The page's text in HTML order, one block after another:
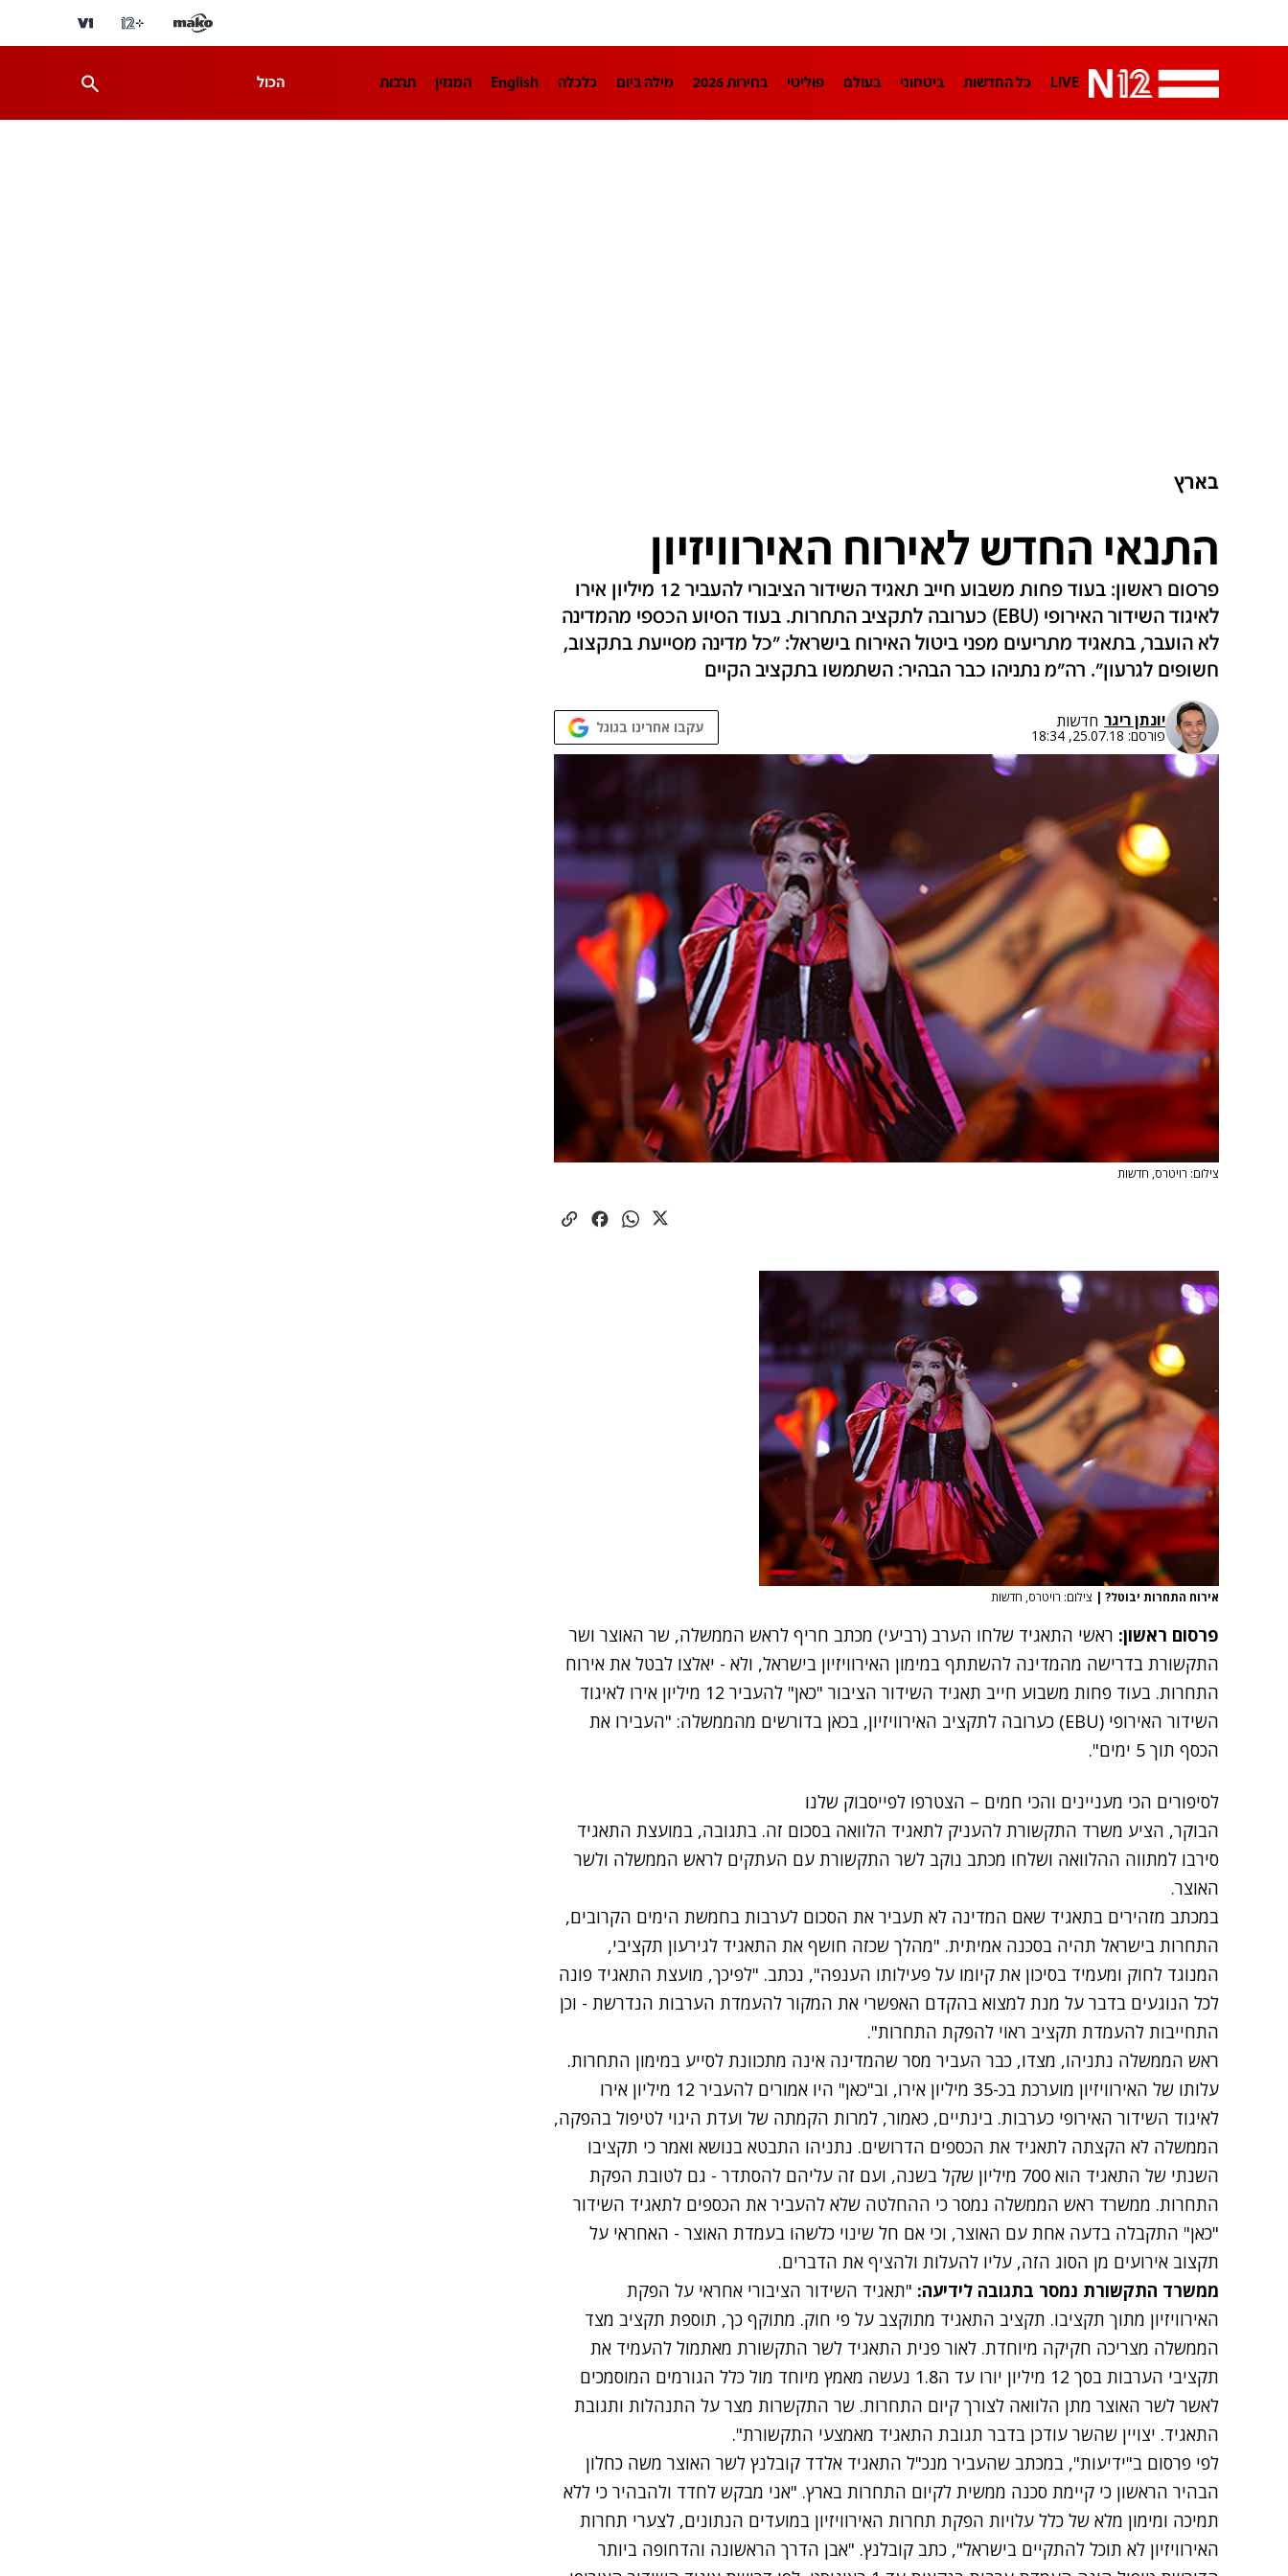
LIVE כל החדשות ביטחוני בעולם פוליטי בחירות 2026 מילה ביום כלכלה English המגזין תרבות הכול
בארץ
התנאי החדש לאירוח האירוויזיון
פרסום ראשון: בעוד פחות משבוע חייב תאגיד השידור הציבורי להעביר 12 מיליון אירו
לאיגוד השידור האירופי (EBU) כערובה לתקציב התחרות. בעוד הסיוע הכספי מהמדינה
לא הועבר, בתאגיד מתריעים מפני ביטול האירוח בישראל: "כל מדינה מסייעת בתקצוב,
חשופים לגרעון". רה"מ נתניהו כבר הבהיר: השתמשו בתקציב הקיים
יונתן ריגר חדשות
פורסם: 25.07.18, 18:34 עקבו אחרינו בגוגל
צילום: רויטרס, חדשות
אירוח התחרות יבוטל? | צילום: רויטרס, חדשות
פרסום ראשון: ראשי התאגיד שלחו הערב (רביעי) מכתב חריף לראש הממשלה, שר האוצר ושר
התקשורת בדרישה מהמדינה להשתתף במימון האירוויזיון בישראל, ולא - יאלצו לבטל את אירוח
התחרות. בעוד פחות משבוע חייב תאגיד השידור הציבור "כאן" להעביר 12 מיליון אירו לאיגוד
השידור האירופי (EBU) כערובה לתקציב האירוויזיון, בכאן בדורשים מהממשלה: "העבירו את
הכסף תוך 5 ימים".
לסיפורים הכי מעניינים והכי חמים – הצטרפו לפייסבוק שלנו
הבוקר, הציע משרד התקשורת להעניק לתאגיד הלוואה בסכום זה. בתגובה, במועצת התאגיד
סירבו למתווה ההלוואה ושלחו מכתב נוקב לשר התקשורת עם העתקים לראש הממשלה ולשר
האוצר.
במכתב מזהירים בתאגיד שאם המדינה לא תעביר את הסכום לערבות בחמשת הימים הקרובים,
התחרות בישראל תהיה בסכנה אמיתית. "מהלך שכזה חושף את התאגיד לגירעון תקציבי,
המנוגד לחוק ומעמיד בסיכון את קיומו על פעילותו הענפה", נכתב. "לפיכך, מועצת התאגיד פונה
לכל הנוגעים בדבר על מנת למצוא בהקדם האפשרי את המקור להעמדת הערבות הנדרשת - וכן
התחייבות להעמדת תקציב ראוי להפקת התחרות".
ראש הממשלה נתניהו, מצדו, כבר העביר מסר שהמדינה אינה מתכוונת לסייע במימון התחרות.
עלותו של האירוויזיון מוערכת בכ-35 מיליון אירו, וב"כאן" היו אמורים להעביר 12 מיליון אירו
לאיגוד השידור האירופי כערבות. בינתיים, כאמור, למרות הקמתה של ועדת היגוי לטיפול בהפקה,
הממשלה לא הקצתה לתאגיד את הכספים הדרושים. נתניהו התבטא בנושא ואמר כי תקציבו
השנתי של התאגיד הוא 700 מיליון שקל בשנה, ועם זה עליהם להסתדר - גם לטובת הפקת
התחרות. ממשרד ראש הממשלה נמסר כי ההחלטה שלא להעביר את הכספים לתאגיד השידור
"כאן" התקבלה בדעה אחת עם האוצר, וכי אם חל שינוי כלשהו בעמדת האוצר - האחראי על
תקצוב אירועים מן הסוג הזה, עליו להעלות ולהציף את הדברים.
ממשרד התקשורת נמסר בתגובה לידיעה: "תאגיד השידור הציבורי אחראי על הפקת
האירוויזיון מתוך תקציבו. תקציב התאגיד מתוקצב על פי חוק. מתוקף כך, תוספת תקציב מצד
הממשלה מצריכה חקיקה מיוחדת. לאור פנית התאגיד לשר התקשורת מאתמול להעמיד את
תקציבי הערבות בסך 12 מיליון יורו עד ה1.8 נעשה מאמץ מיוחד מול כלל הגורמים המוסמכים
לאשר לשר האוצר מתן הלוואה לצורך קיום התחרות. שר התקשרות מצר על התנהלות ותגובת
התאגיד. יצויין שהשר עודכן בדבר תגובת התאגיד מאמצעי התקשורת".
לפי פרסום ב"ידיעות", במכתב שהעביר מנכ"ל התאגיד אלדד קובלנץ לשר האוצר משה כחלון
הבהיר הראשון כי קיימת סכנה ממשית לקיום התחרות בארץ. "אני מבקש לחדד ולהבהיר כי ללא
תמיכה ומימון מלא של כלל עלויות הפקת תחרות האירוויזיון במועדים הנתונים, לצערי תחרות
האירוויזיון לא תוכל להתקיים בישראל", כתב קובלנץ. "אבן הדרך הראשונה והדחופה ביותר